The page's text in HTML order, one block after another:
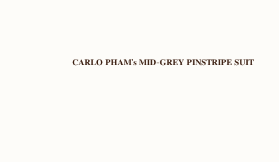
𝐂𝐀𝐑𝐋𝐎 𝐏𝐇𝐀𝐌'𝐬 𝐌𝐈𝐃-𝐆𝐑𝐄𝐘 𝐏𝐈𝐍𝐒𝐓𝐑𝐈𝐏𝐄 𝐒𝐔𝐈𝐓